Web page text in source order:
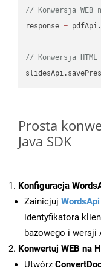
// Konwersja WEB
response =
// Konwersja HTML
Prosta
Java SDK
Konfiguracja
Zainicjuj WordsApi
identyfikatora
bazowego i wersji
Konwertuj WEB na
Utwórz